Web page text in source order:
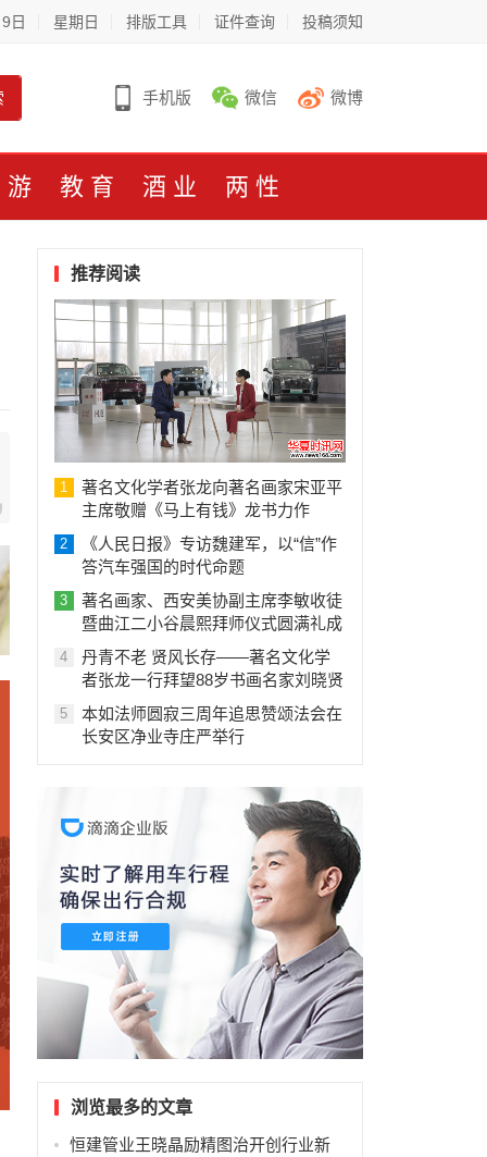
日 星期日 排版工具 证件查询 投稿须知
手机版 微信 微博
教育 酒业 两性
推荐阅读
1
著名文化学者张龙向著名画家宋亚平
主席敬赠《马上有钱》龙书力作
2
《人民日报》专访魏建军，以“信”作
答汽车强国的时代命题
3
著名画家、西安美协副主席李敏收徒
暨曲江二小谷晨熙拜师仪式圆满礼成
4
丹青不老 贤风长存——著名文化学
者张龙一行拜望88岁书画名家刘晓贤
5
本如法师圆寂三周年追思赞颂法会在
长安区净业寺庄严举行
浏览最多的文章
恒建管业王晓晶励精图治开创行业新